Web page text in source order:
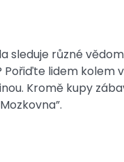
sleduje různé
lidem kolem
Kromě kupy